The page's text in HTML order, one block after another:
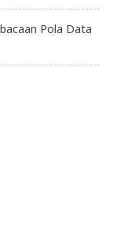
Pola Data